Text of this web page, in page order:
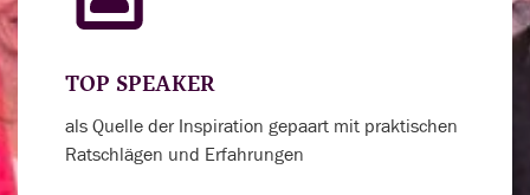
TOP SPEAKER
als Quelle der Inspiration gepaart mit praktischen
Ratschlägen und Erfahrungen